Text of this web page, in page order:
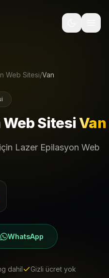
Web Sitesi/Van
Web SitesiVan
Lazer Epilasyon Web
WhatsApp
dahil Gizli ücret yok